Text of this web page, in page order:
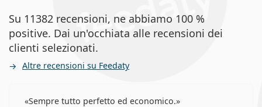
Su 11382 recensioni, ne abbiamo 100 %
positive. Dai un'occhiata alle recensioni dei
clienti selezionati.
Altre recensioni su Feedaty
Sempre tutto perfetto ed economico.